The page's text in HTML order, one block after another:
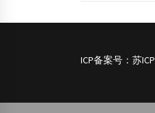
ICP备案号： 苏